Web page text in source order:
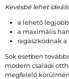
Kevésbé lehet
a lehető
a maximális
ragaszkodnak
Sok esetben
modern családi
megfelelő